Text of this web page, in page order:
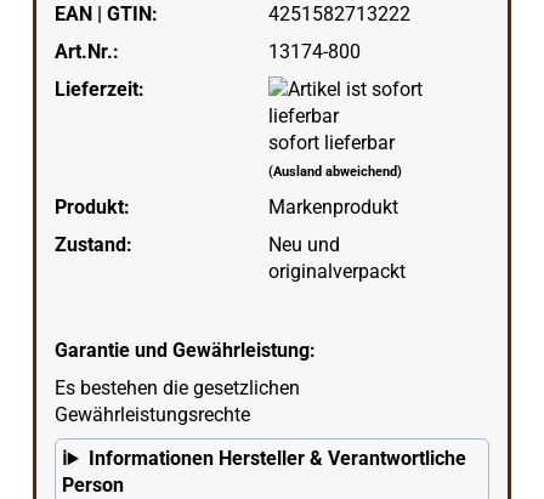
EAN | GTIN:
4251582713222
Art.Nr.:
13174-800
Lieferzeit:
sofort lieferbar
(Ausland abweichend)
Produkt:
Markenprodukt
Zustand:
Neu und
originalverpackt
Garantie und Gewährleistung:
Es bestehen die gesetzlichen
Gewährleistungsrechte
Informationen Hersteller & Verantwortliche
Person